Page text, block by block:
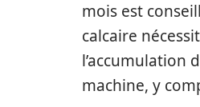
mois est
calcaire
l’accumulation
machine, y